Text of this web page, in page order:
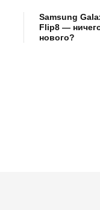
Samsung
Flip8 —
нового?